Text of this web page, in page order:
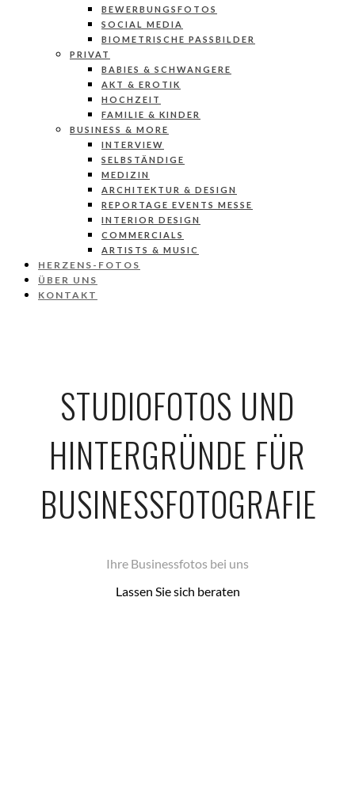
BEWERBUNGSFOTOS
SOCIAL MEDIA
BIOMETRISCHE PASSBILDER
PRIVAT
BABIES & SCHWANGERE
AKT & EROTIK
HOCHZEIT
FAMILIE & KINDER
BUSINESS & MORE
INTERVIEW
SELBSTÄNDIGE
MEDIZIN
ARCHITEKTUR & DESIGN
REPORTAGE EVENTS MESSE
INTERIOR DESIGN
COMMERCIALS
ARTISTS & MUSIC
HERZENS-FOTOS
ÜBER UNS
KONTAKT
STUDIOFOTOS UND
HINTERGRÜNDE FÜR
BUSINESSFOTOGRAFIE
Ihre Businessfotos bei uns
Lassen Sie sich beraten